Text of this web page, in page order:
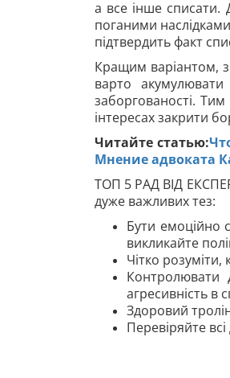
а все інше списати.
поганими
підтвердить факт
Кращим варіантом,
варто
заборгованості.
інтересах закрити
Читайте статью:
Мнение адвоката
ТОП 5 РАД ВІД
дуже важливих тез:
Бути емоційно
викликайте
Чітко
Контролювати
агресивність в
Здоровий
Перевіряйте